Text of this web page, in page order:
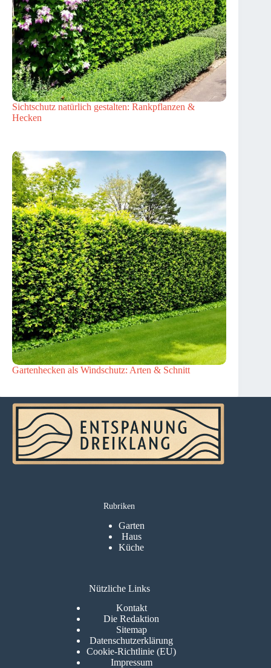
Sichtschutz natürlich gestalten: Rankpflanzen &
Hecken
Gartenhecken als Windschutz: Arten & Schnitt
Rubriken
Garten
Haus
Küche
Nützliche Links
Kontakt
Die Redaktion
Sitemap
Datenschutzerklärung
Cookie-Richtlinie (EU)
Impressum